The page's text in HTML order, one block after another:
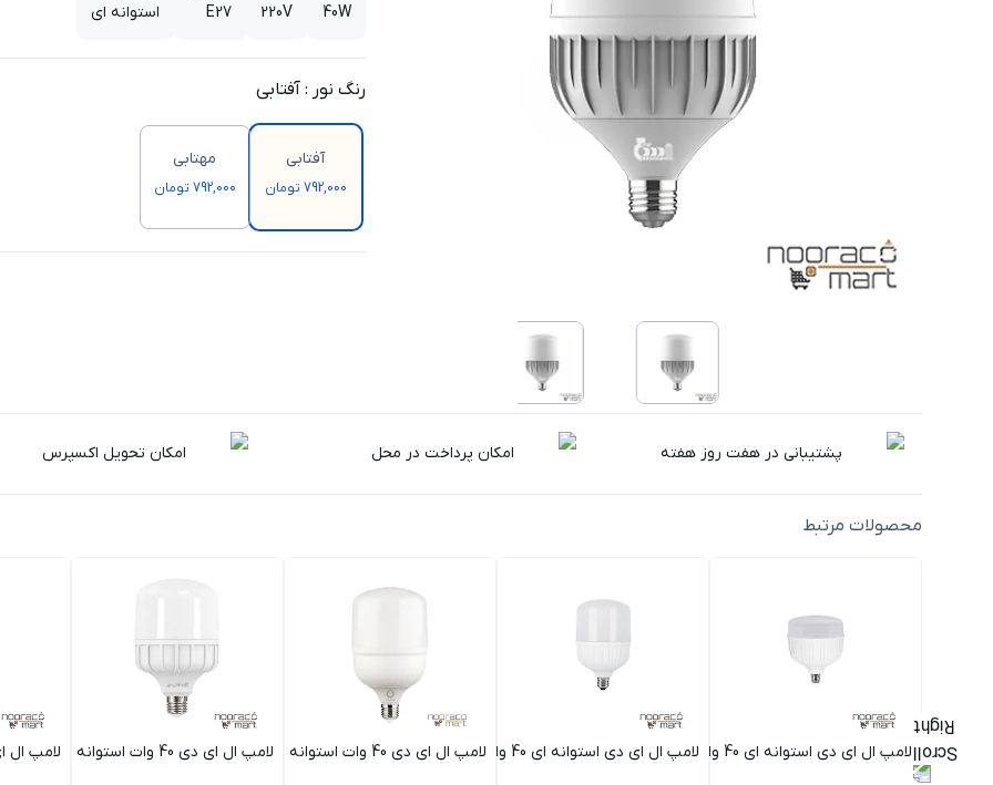
40W
220V
E27
استوانه ای
رنگ نور :آفتابی
آفتابی
792,000 تومان
مهتابی
792,000 تومان
پشتیبانی در هفت روز هفته امکان پرداخت در محل امکان تحویل اکسپرس
محصولات مرتبط
لامپ ال ای دی استوانه ای 40 وات شفاف پارس شعاع توس لامپ ال ای دی استوانه ای 40 وات پارس شعاع توس لامپ ال ای دی 40 وات استوانه نوریکس لامپ ال ای دی 40 وات استوانه نور لامپ ال ای دی